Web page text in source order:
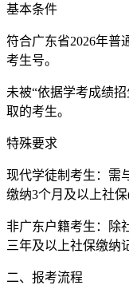
基本条件
符合广东省2026年普
考生号。
未被“依据学考成绩
取的考生。
特殊要求
现代学徒制考生：需
缴纳3个月及以上社保
非广东户籍考生：除
三年及以上社保缴纳
二、报考流程